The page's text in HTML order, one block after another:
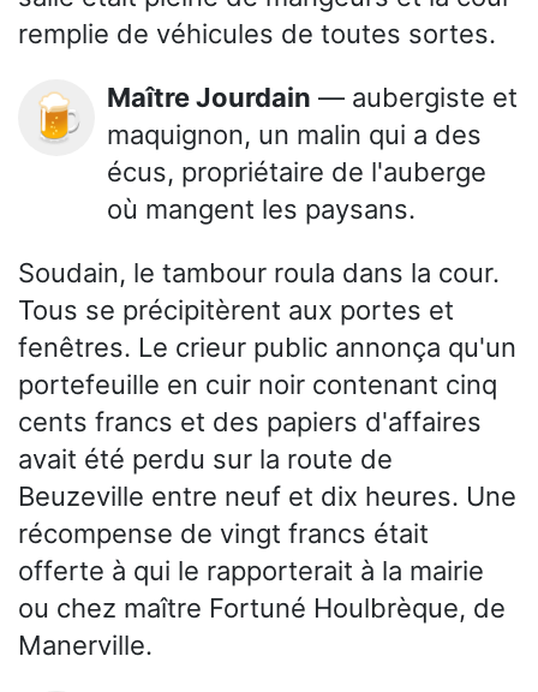
remplie de véhicules de toutes sortes.
🍺 Maître Jourdain — aubergiste et
maquignon, un malin qui a des
écus, propriétaire de l'auberge
où mangent les paysans.
Soudain, le tambour roula dans la cour.
Tous se précipitèrent aux portes et
fenêtres. Le crieur public annonça qu'un
portefeuille en cuir noir contenant cinq
cents francs et des papiers d'affaires
avait été perdu sur la route de
Beuzeville entre neuf et dix heures. Une
récompense de vingt francs était
offerte à qui le rapporterait à la mairie
ou chez maître Fortuné Houlbrèque, de
Manerville.